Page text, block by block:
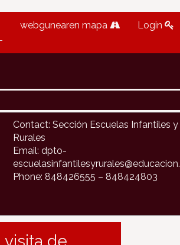
webgunearen mapa Login
Contact: Sección Escuelas Infantiles y
Rurales
Email: dpto-
Phone: 848426555 – 848424803